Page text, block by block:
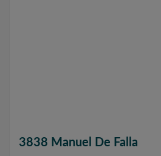
3838 Manuel De Falla